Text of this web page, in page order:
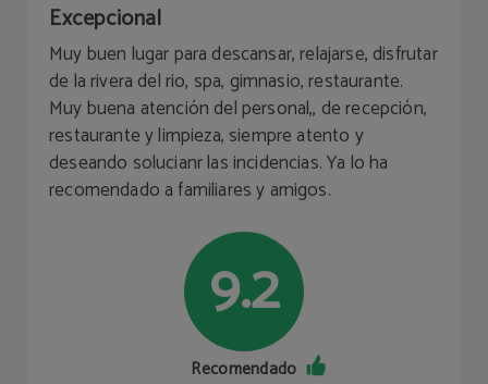
Excepcional
Muy buen lugar para descansar, relajarse, disfrutar
de la rivera del rio, spa, gimnasio, restaurante.
Muy buena atención del personal,, de recepción,
restaurante y limpieza, siempre atento y
deseando solucianr las incidencias. Ya lo ha
recomendado a familiares y amigos.
9.2
Recomendado